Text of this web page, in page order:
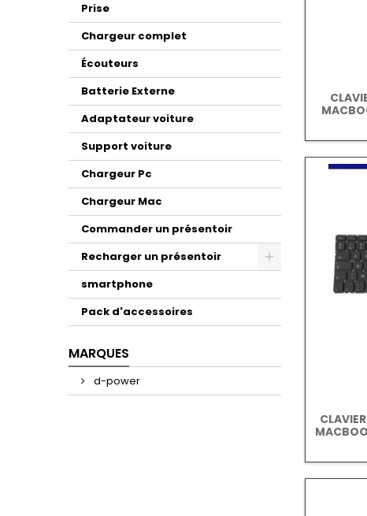
Prise
Chargeur complet
Écouteurs
Batterie Externe
Adaptateur voiture
Support voiture
Chargeur Pc
Chargeur Mac
Commander un présentoir
Recharger un présentoir
smartphone
Pack d'accessoires
MARQUES
d-power